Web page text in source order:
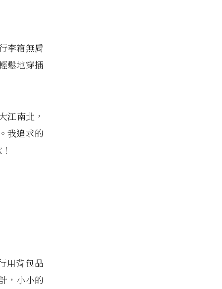
李箱無肩
鬆地穿插
江南北，
我追求的
用背包品
，小小的